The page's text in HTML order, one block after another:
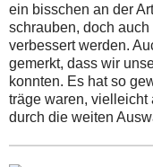
ein bisschen an der
schrauben, doch
verbessert werden.
gemerkt, dass wir
konnten. Es hat so
träge waren, vielleicht
durch die weiten